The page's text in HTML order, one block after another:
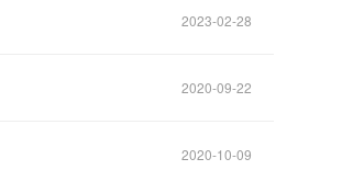
2023-02-28
2020-09-22
2020-10-09